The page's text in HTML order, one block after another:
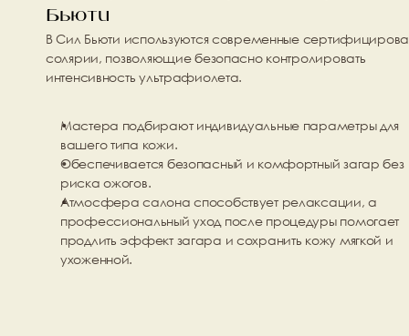
Бьюти
В Сил Бьюти используются современные
солярии, позволяющие безопасно контролировать
интенсивность ультрафиолета.
Мастера подбирают индивидуальные параметры для
вашего типа кожи.
Обеспечивается безопасный и комфортный загар без
риска ожогов.
Атмосфера салона способствует релаксации, а
профессиональный уход после процедуры помогает
продлить эффект загара и сохранить кожу мягкой и
ухоженной.